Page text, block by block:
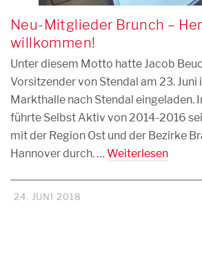
Neu-Mitglieder Brunch –
willkommen!
Unter diesem Motto hatte Jacob
Vorsitzender von Stendal am 23. Juni
Markthalle nach Stendal eingeladen.
führte Selbst Aktiv von 2014-2016
mit der Region Ost und der Bezirke
Hannover durch. … Weiterlesen
24. JUNI 2018